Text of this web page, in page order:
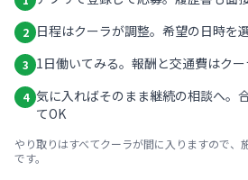
2 日程はクーラが調整。希望の日時を
3 1日働いてみる。報酬と交通費はク
4 気に入ればそのまま継続の相談へ。
てOK
やり取りはすべてクーラが間に入りますので、
です。